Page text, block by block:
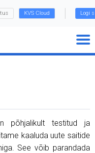
KVS Cloud Logi
põhjalikult testitud ja
kaaluda uute saitide
See võib parandada